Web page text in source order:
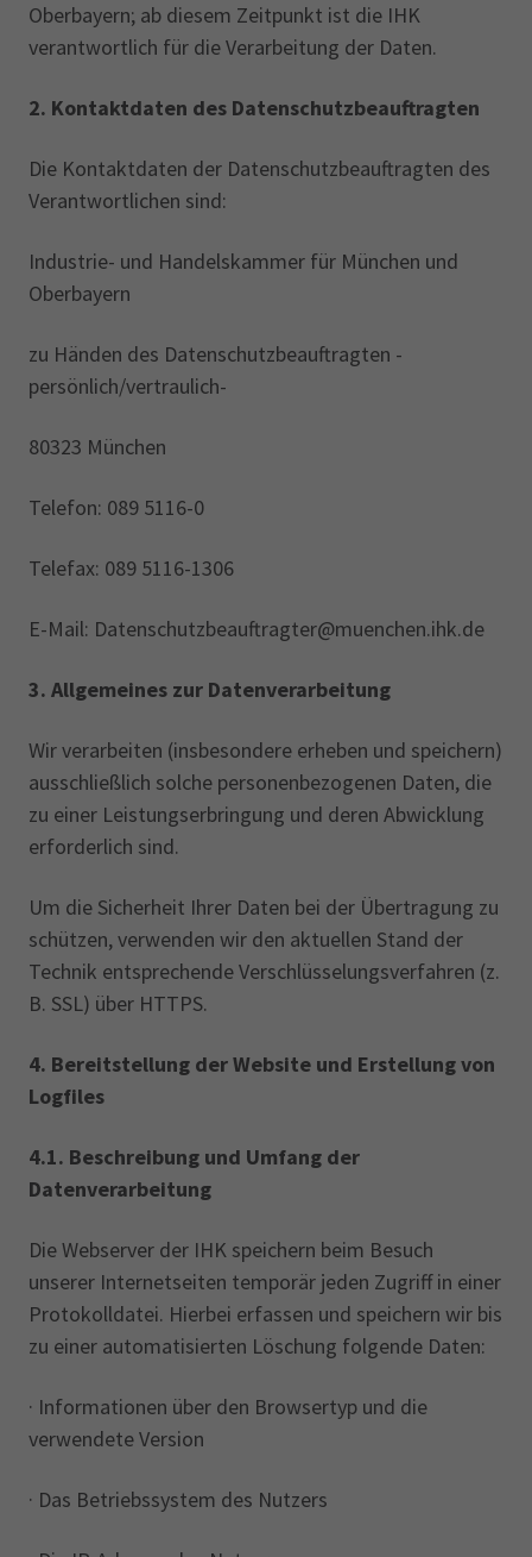
Oberbayern; ab diesem Zeitpunkt ist die IHK
verantwortlich für die Verarbeitung der Daten.
2. Kontaktdaten des Datenschutzbeauftragten
Die Kontaktdaten der Datenschutzbeauftragten des
Verantwortlichen sind:
Industrie- und Handelskammer für München und
Oberbayern
zu Händen des Datenschutzbeauftragten -
persönlich/vertraulich-
80323 München
Telefon: 089 5116-0
Telefax: 089 5116-1306
E-Mail: Datenschutzbeauftragter@muenchen.ihk.de
3. Allgemeines zur Datenverarbeitung
Wir verarbeiten (insbesondere erheben und speichern)
ausschließlich solche personenbezogenen Daten, die
zu einer Leistungserbringung und deren Abwicklung
erforderlich sind.
Um die Sicherheit Ihrer Daten bei der Übertragung zu
schützen, verwenden wir den aktuellen Stand der
Technik entsprechende Verschlüsselungsverfahren (z.
B. SSL) über HTTPS.
4. Bereitstellung der Website und Erstellung von
Logfiles
4.1. Beschreibung und Umfang der
Datenverarbeitung
Die Webserver der IHK speichern beim Besuch
unserer Internetseiten temporär jeden Zugriff in einer
Protokolldatei. Hierbei erfassen und speichern wir bis
zu einer automatisierten Löschung folgende Daten:
· Informationen über den Browsertyp und die
verwendete Version
· Das Betriebssystem des Nutzers